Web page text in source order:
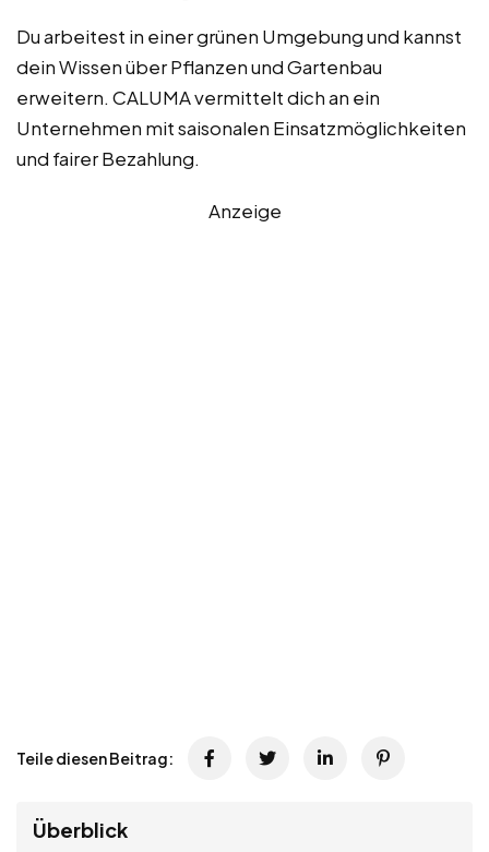
Du arbeitest in einer grünen Umgebung und kannst
dein Wissen über Pflanzen und Gartenbau
erweitern. CALUMA vermittelt dich an ein
Unternehmen mit saisonalen Einsatzmöglichkeiten
und fairer Bezahlung.
Anzeige
Teile diesen Beitrag:
Überblick